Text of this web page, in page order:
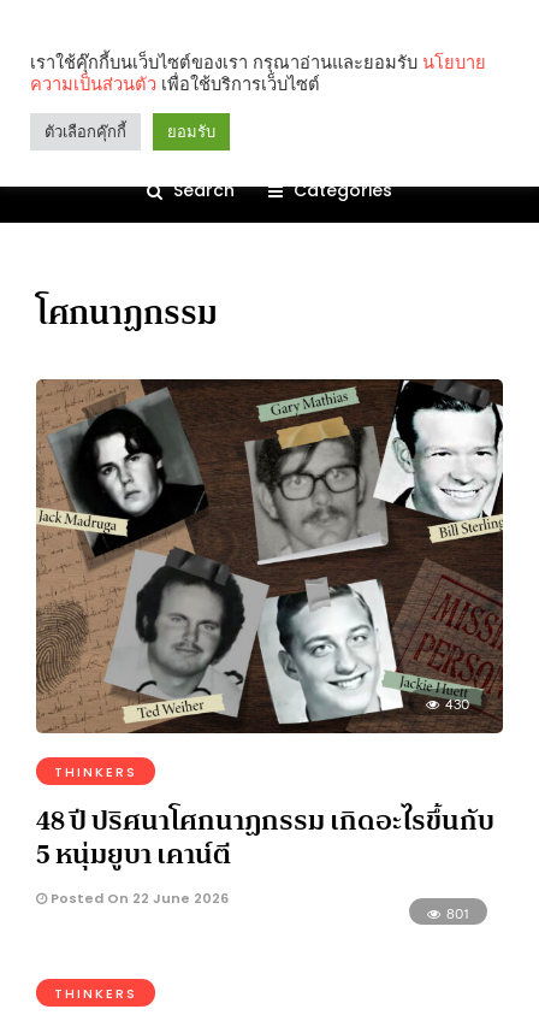
Search Categories
โศกนาฏกรรม
430
THINKERS
48 ปี ปริศนาโศกนาฏกรรม เกิดอะไรขึ้นกับ
5 หนุ่มยูบา เคาน์ตี
Posted On 22 June 2026
801
THINKERS
เราใช้คุ๊กกี้บนเว็บไซต์ของเรา กรุณาอ่านและยอมรับ นโยบาย
ความเป็นส่วนตัว เพื่อใช้บริการเว็บไซต์
ตัวเลือกคุ๊กกี้ ยอมรับ